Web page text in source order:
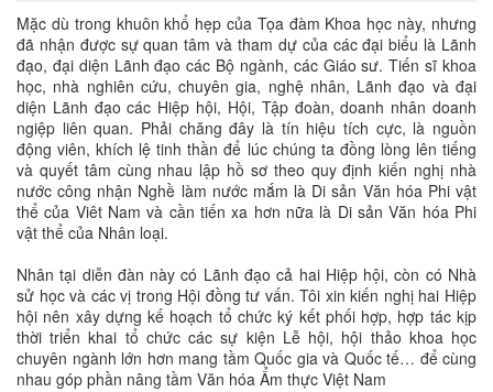
Mặc dù trong khuôn khổ hẹp của Tọa đàm Khoa học này, nhưng
đã nhận được sự quan tâm và tham dự của các đại biểu là Lãnh
đạo, đại diện Lãnh đạo các Bộ ngành, các Giáo sư. Tiến sĩ khoa
học, nhà nghiên cứu, chuyên gia, nghệ nhân, Lãnh đạo và đại
diện Lãnh đạo các Hiệp hội, Hội, Tập đoàn, doanh nhân doanh
ngiệp liên quan. Phải chăng đây là tín hiệu tích cực, là nguồn
động viên, khích lệ tinh thần để lúc chúng ta đồng lòng lên tiếng
và quyết tâm cùng nhau lập hồ sơ theo quy định kiến nghị nhà
nước công nhận Nghề làm nước mắm là Di sản Văn hóa Phi vật
thể của Viêt Nam và cần tiến xa hơn nữa là Di sản Văn hóa Phi
vật thể của Nhân loại.
Nhân tại diễn đàn này có Lãnh đạo cả hai Hiệp hội, còn có Nhà
sử học và các vị trong Hội đồng tư vấn. Tôi xin kiến nghị hai Hiệp
hội nên xây dựng kế hoạch tổ chức ký kết phối hợp, hợp tác kịp
thời triển khai tổ chức các sự kiện Lễ hội, hội thảo khoa học
chuyên ngành lớn hơn mang tầm Quốc gia và Quốc tế… để cùng
nhau góp phần nâng tầm Văn hóa Ẩm thực Việt Nam